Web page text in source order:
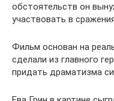
обстоятельств он
участвовать в
Фильм основан на
сделали из главного
придать драматизма